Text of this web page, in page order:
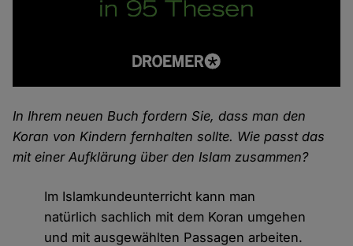
In Ihrem neuen Buch fordern Sie, dass man den
Koran von Kindern fernhalten sollte. Wie passt das
mit einer Aufklärung über den Islam zusammen?
Im Islamkundeunterricht kann man
natürlich sachlich mit dem Koran umgehen
und mit ausgewählten Passagen arbeiten.